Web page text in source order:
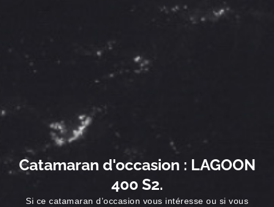
Catamaran d'occasion : LAGOON
400 S2.
Si ce catamaran d’occasion vous intéresse ou si vous